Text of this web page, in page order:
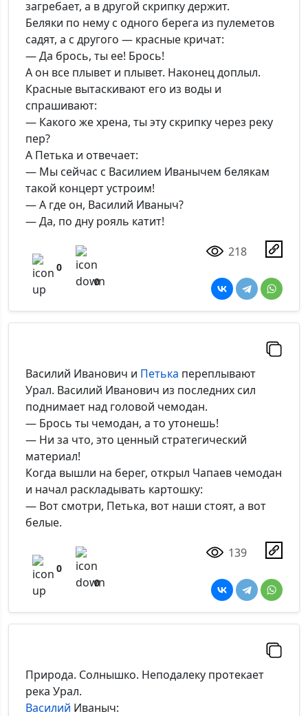
загребает, а в другой скрипку держит.
Беляки по нему с одного берега из пулеметов
садят, а с другого — красные кричат:
— Да брось, ты ее! Брось!
А он все плывет и плывет. Наконец доплыл.
Красные вытаскивают его из воды и
спрашивают:
— Какого же хрена, ты эту скрипку через реку
пер?
А Петька и отвечает:
— Мы сейчас с Василием Иванычем белякам
такой концерт устроим!
— А где он, Василий Иваныч?
— Да, по дну рояль катит!
0
0
218
Василий Иванович и Петька переплывают
Урал. Василий Иванович из последних сил
поднимает над головой чемодан.
— Брось ты чемодан, а то утонешь!
— Ни за что, это ценный стратегический
материал!
Когда вышли на берег, открыл Чапаев чемодан
и начал раскладывать картошку:
— Вот смотри, Петька, вот наши стоят, а вот
белые.
0
0
139
Природа. Солнышко. Неподалеку протекает
река Урал.
Василий Иваныч: